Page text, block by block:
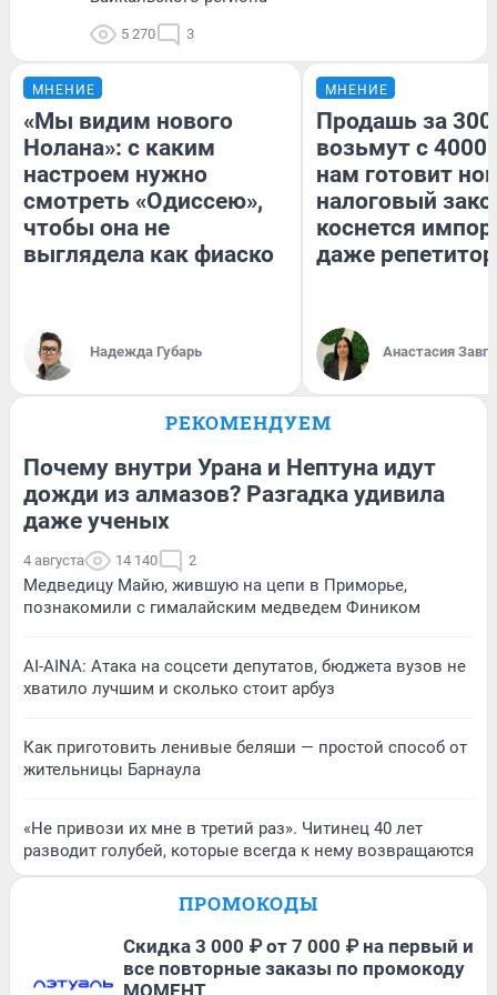
5 270 3
МНЕНИЕ
«Мы видим нового
Нолана»: с каким
настроем нужно
смотреть «Одиссею»,
чтобы она не
выглядела как фиаско
Надежда Губарь
МНЕНИЕ
Продашь за
возьмут с
нам готовит
налоговый
коснется
даже
Анастасия
РЕКОМЕНДУЕМ
Почему внутри Урана и Нептуна идут
дожди из алмазов? Разгадка удивила
даже ученых
4 августа 14 140 2
Медведицу Майю, жившую на цепи в Приморье,
познакомили с гималайским медведем Фиником
AI-AINA: Атака на соцсети депутатов, бюджета вузов не
хватило лучшим и сколько стоит арбуз
Как приготовить ленивые беляши — простой способ от
жительницы Барнаула
«Не привози их мне в третий раз». Читинец 40 лет
разводит голубей, которые всегда к нему возвращаются
ПРОМОКОДЫ
Скидка 3 000 ₽ от 7 000 ₽ на первый и
все повторные заказы по промокоду
МОМЕНТ